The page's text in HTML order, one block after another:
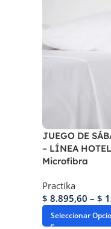
JUEGO DE
– LÍNEA
Microfibra
Practika
$ 8.895,60 – $
Seleccionar